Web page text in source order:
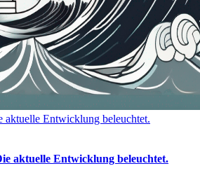
aktuelle Entwicklung beleuchtet.
aktuelle Entwicklung beleuchtet.